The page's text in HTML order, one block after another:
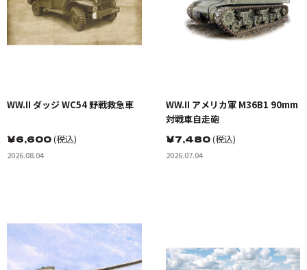
WW.II ダッジ WC54 野戦救急車
￥6,600(税込)
2026.08.04
WW.II アメリカ軍 M36B1 90mm
対戦車自走砲
￥7,480(税込)
2026.07.04